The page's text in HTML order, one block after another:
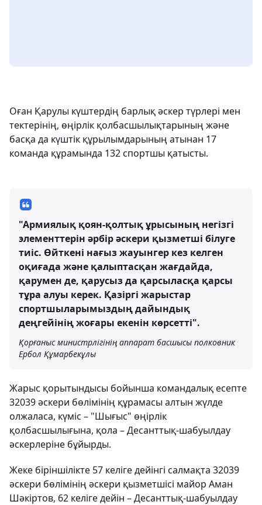
Оған Қарулы күштердің барлық әскер түрлері мен
тектерінің, өңірлік қолбасшылықтарының және
басқа да күштік құрылымдарының атынан 17
команда құрамында 132 спортшы қатысты.
"Армиялық қоян-қолтық ұрысының негізгі
элементтерін әрбір әскери қызметші білуге
тиіс. Өйткені нағыз жауынгер кез келген
оқиғада және қалыптасқан жағдайда,
қарумен де, қарусыз да қарсыласқа қарсы
тұра алуы керек. Қазіргі жарыстар
спортшыларымыздың дайындық
деңгейінің жоғары екенін көрсетті".
Қорғаныс министрлігінің аппарат басшысы полковник
Ербол Құмарбекұлы
Жарыс қорытындысы бойынша командалық есепте
32039 әскери бөлімінің құрамасы алтын жүлде
олжаласа, күміс – "Шығыс" өңірлік
қолбасшылығына, қола – Десанттық-шабуылдау
әскерлеріне бұйырды.
Жеке біріншілікте 57 келіге дейінгі салмақта 32039
әскери бөлімінің әскери қызметшісі майор Аман
Шәкіртов, 62 келіге дейін – Десанттық-шабуылдау